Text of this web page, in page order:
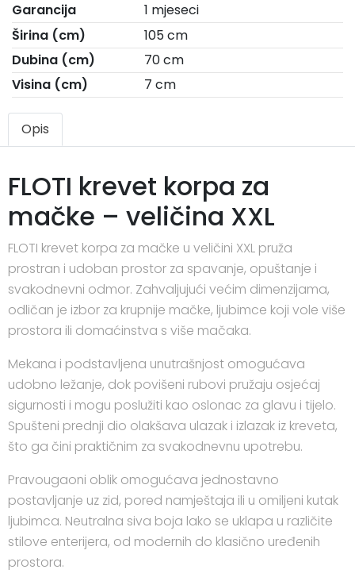
Garancija
1 mjeseci
Širina (cm)
105 cm
Dubina (cm)
70 cm
Visina (cm)
7 cm
Opis
FLOTI krevet korpa za
mačke – veličina XXL
FLOTI krevet korpa za mačke u veličini XXL pruža
prostran i udoban prostor za spavanje, opuštanje i
svakodnevni odmor. Zahvaljujući većim dimenzijama,
odličan je izbor za krupnije mačke, ljubimce koji vole više
prostora ili domaćinstva s više mačaka.
Mekana i podstavljena unutrašnjost omogućava
udobno ležanje, dok povišeni rubovi pružaju osjećaj
sigurnosti i mogu poslužiti kao oslonac za glavu i tijelo.
Spušteni prednji dio olakšava ulazak i izlazak iz kreveta,
što ga čini praktičnim za svakodnevnu upotrebu.
Pravougaoni oblik omogućava jednostavno
postavljanje uz zid, pored namještaja ili u omiljeni kutak
ljubimca. Neutralna siva boja lako se uklapa u različite
stilove enterijera, od modernih do klasično uređenih
prostora.